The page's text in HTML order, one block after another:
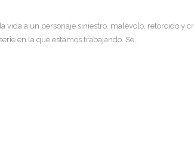
vida a un personaje siniestro, malévolo, retorcido
en la que estamos trabajando. Se...